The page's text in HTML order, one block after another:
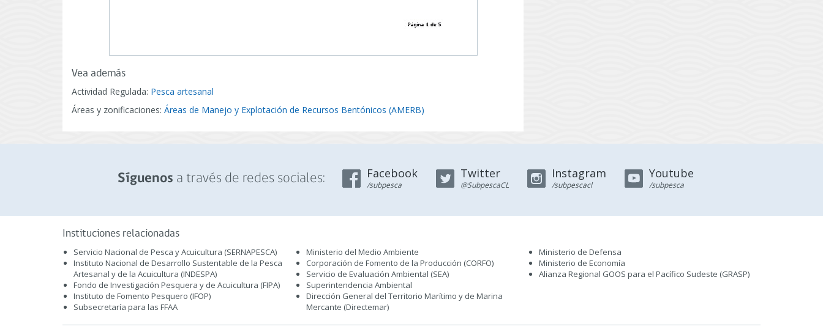
Vea además
Actividad Regulada: Pesca artesanal
Áreas y zonificaciones: Áreas de Manejo y Explotación de Recursos Bentónicos (AMERB)
Síguenos a través de redes sociales: Facebook
/subpesca
Twitter
@SubpescaCL
Instagram
/subpescacl
Youtube
/subpesca
Instituciones relacionadas
Servicio Nacional de Pesca y Acuicultura (SERNAPESCA)
Instituto Nacional de Desarrollo Sustentable de la Pesca
Artesanal y de la Acuicultura (INDESPA)
Fondo de Investigación Pesquera y de Acuicultura (FIPA)
Instituto de Fomento Pesquero (IFOP)
Subsecretaría para las FFAA
Ministerio del Medio Ambiente
Corporación de Fomento de la Producción (CORFO)
Servicio de Evaluación Ambiental (SEA)
Superintendencia Ambiental
Dirección General del Territorio Marítimo y de Marina
Mercante (Directemar)
Ministerio de Defensa
Ministerio de Economía
Alianza Regional GOOS para el Pacífico Sudeste (GRASP)